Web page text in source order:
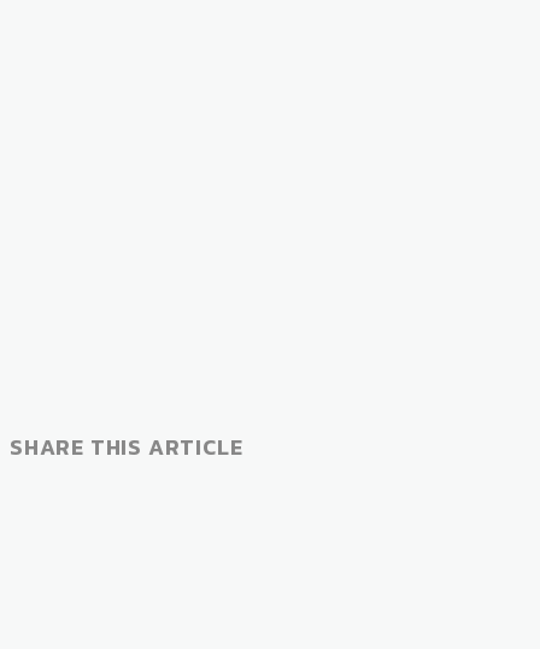
SHARE THIS ARTICLE